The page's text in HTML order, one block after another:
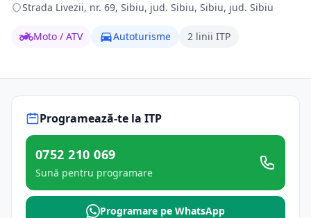
Strada Livezii, nr. 69, Sibiu, jud. Sibiu, Sibiu, jud. Sibiu
Moto / ATV Autoturisme 2 linii ITP
Programează-te la ITP
0752 210 069
Sună pentru programare
Programare pe WhatsApp